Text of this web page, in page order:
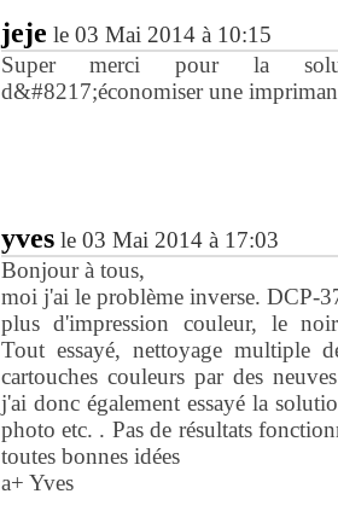
jeje le 03 Mai 2014 à 10:15
Super merci pour la
d&#8217;économiser une
yvesle 03 Mai 2014 à 17:03
Bonjour à tous,
moi j'ai le problème inverse. DCP-
plus d'impression couleur, le
Tout essayé, nettoyage multiple
cartouches couleurs par des
j'ai donc également essayé la
photo etc. . Pas de résultats
toutes bonnes idées
a+ Yves